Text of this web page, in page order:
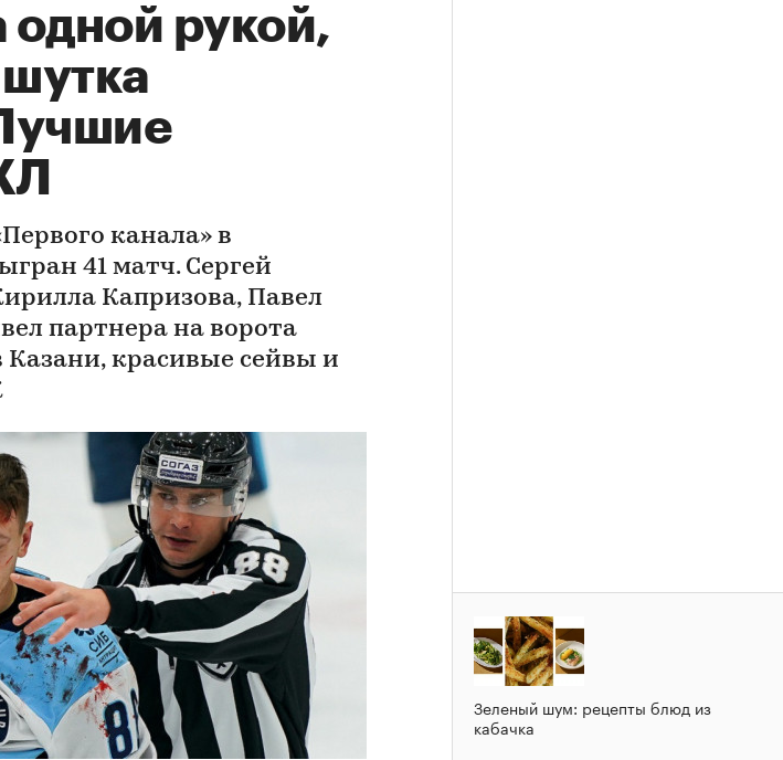
рукой,
канала» в
41 матч. Сергей
Капризова, Павел
партнера на ворота
Казани, красивые сейвы и
Зеленый шум: рецепты блюд из
кабачка